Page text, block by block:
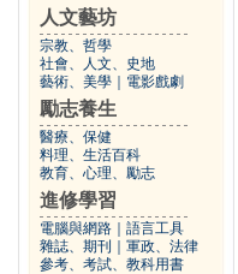
人文藝坊
宗教、哲學
社會、人文、史地
藝術、美學
電影戲劇
勵志養生
醫療、保健
料理、生活百科
教育、心理、勵志
進修學習
電腦與網路
語言工具
雜誌、期刊
軍政、法律
參考、考試、教科用書